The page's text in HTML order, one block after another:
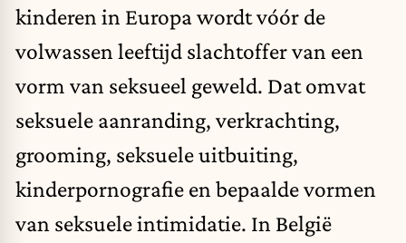
kinderen in Europa wordt vóór de
volwassen leeftijd slachtoffer van een
vorm van seksueel geweld. Dat omvat
seksuele aanranding, verkrachting,
grooming, seksuele uitbuiting,
kinderpornografie en bepaalde vormen
van seksuele intimidatie. In België